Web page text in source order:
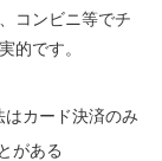
コンビニ等でチ
的です。
カード決済のみ
がある